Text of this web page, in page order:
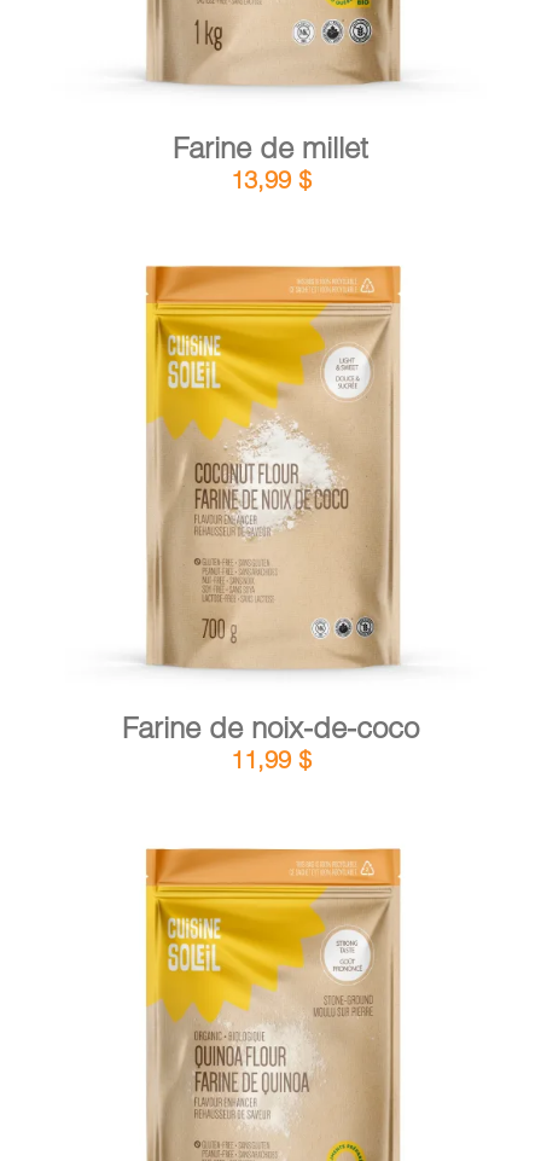
Farine de millet
13,99 $
AJOUTER AU PANIER / DÉTAILS
Farine de noix-de-coco
11,99 $
AJOUTER AU PANIER